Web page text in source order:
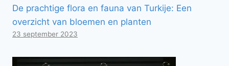
De prachtige flora en fauna van Turkije: Een
overzicht van bloemen en planten
23 september 2023